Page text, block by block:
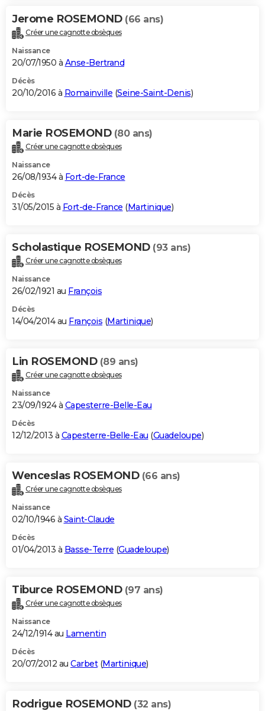
Jerome ROSEMOND (66 ans)
Créer une cagnotte obsèques
Naissance
20/07/1950 à Anse-Bertrand
Décès
20/10/2016 à Romainville (Seine-Saint-Denis)
Marie ROSEMOND (80 ans)
Créer une cagnotte obsèques
Naissance
26/08/1934 à Fort-de-France
Décès
31/05/2015 à Fort-de-France (Martinique)
Scholastique ROSEMOND (93 ans)
Créer une cagnotte obsèques
Naissance
26/02/1921 au François
Décès
14/04/2014 au François (Martinique)
Lin ROSEMOND (89 ans)
Créer une cagnotte obsèques
Naissance
23/09/1924 à Capesterre-Belle-Eau
Décès
12/12/2013 à Capesterre-Belle-Eau (Guadeloupe)
Wenceslas ROSEMOND (66 ans)
Créer une cagnotte obsèques
Naissance
02/10/1946 à Saint-Claude
Décès
01/04/2013 à Basse-Terre (Guadeloupe)
Tiburce ROSEMOND (97 ans)
Créer une cagnotte obsèques
Naissance
24/12/1914 au Lamentin
Décès
20/07/2012 au Carbet(Martinique)
Rodrigue ROSEMOND (32 ans)